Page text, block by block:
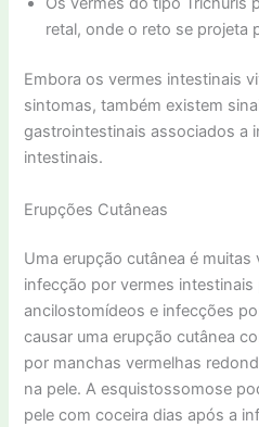
retal, onde o reto se projeta
Embora os vermes intestinais
sintomas, também existem
gastrointestinais associados a
intestinais.
Erupções Cutâneas
Uma erupção cutânea é
infecção por vermes
ancilostomídeos e infecções
causar uma erupção cutânea
por manchas vermelhas
na pele. A esquistossomose
pele com coceira dias após a